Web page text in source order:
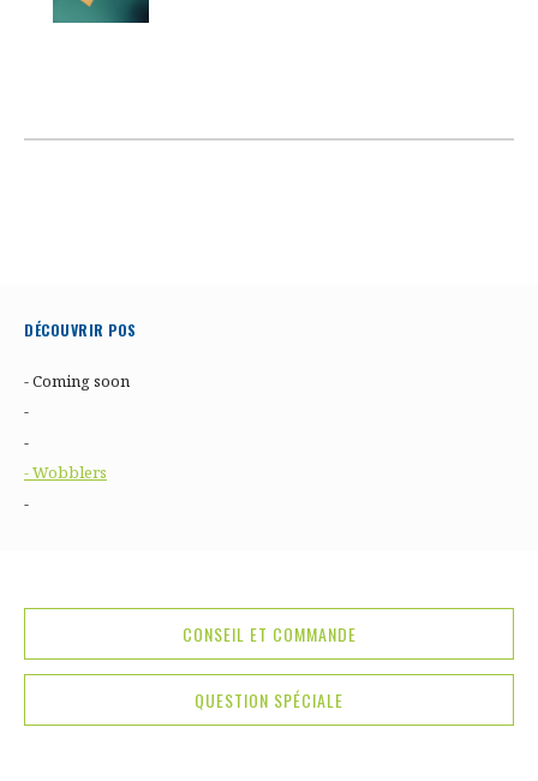
DÉCOUVRIR POS
- Coming soon
-
-
- Wobblers
-
CONSEIL ET COMMANDE
QUESTION SPÉCIALE